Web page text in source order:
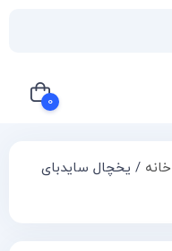
0
شما خالی است
/ یخچال سایدبای